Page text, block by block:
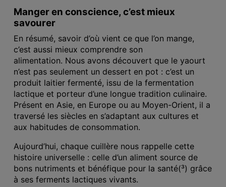
Manger en conscience, c’est mieux
savourer
En résumé, savoir d’où vient ce que l’on mange,
c’est aussi mieux comprendre son
alimentation. Nous avons découvert que le yaourt
n’est pas seulement un dessert en pot : c’est un
produit laitier fermenté, issu de la fermentation
lactique et porteur d’une longue tradition culinaire.
Présent en Asie, en Europe ou au Moyen-Orient, il a
traversé les siècles en s’adaptant aux cultures et
aux habitudes de consommation.
Aujourd’hui, chaque cuillère nous rappelle cette
histoire universelle : celle d’un aliment source de
bons nutriments et bénéfique pour la santé(³) grâce
à ses ferments lactiques vivants.